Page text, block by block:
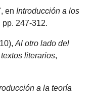
en Introducción a los
pp. 247-312.
Al otro lado del
literarios,
a la teoría